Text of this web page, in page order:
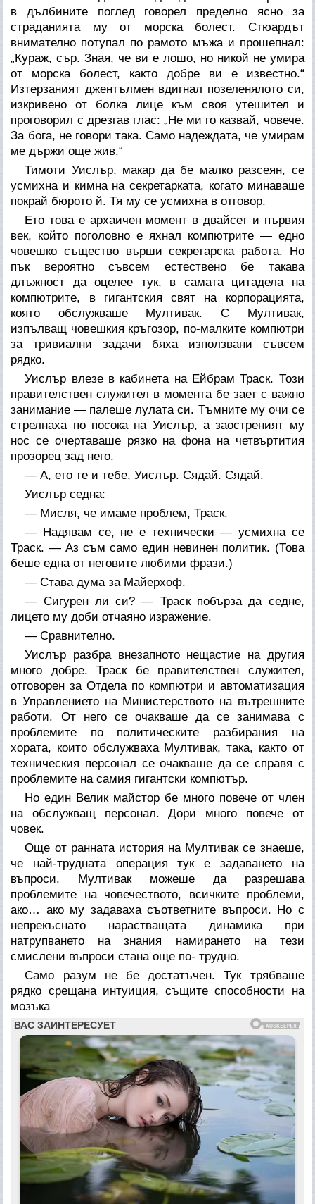
в дълбините поглед говорел пределно ясно за
страданията му от морска болест. Стюардът
внимателно потупал по рамото мъжа и прошепнал:
„Кураж, сър. Зная, че ви е лошо, но никой не умира
от морска болест, както добре ви е известно.“
Изтерзаният джентълмен вдигнал позеленялото си,
изкривено от болка лице към своя утешител и
проговорил с дрезгав глас: „Не ми го казвай, човече.
За бога, не говори така. Само надеждата, че умирам
ме държи още жив.“
Тимоти Уислър, макар да бе малко разсеян, се
усмихна и кимна на секретарката, когато минаваше
покрай бюрото й. Тя му се усмихна в отговор.
Ето това е архаичен момент в двайсет и първия
век, който поголовно е яхнал компютрите — едно
човешко същество върши секретарска работа. Но
пък вероятно съвсем естествено бе такава
длъжност да оцелее тук, в самата цитадела на
компютрите, в гигантския свят на корпорацията,
която обслужваше Мултивак. С Мултивак,
изпълващ човешкия кръгозор, по-малките компютри
за тривиални задачи бяха използвани съвсем
рядко.
Уислър влезе в кабинета на Ейбрам Траск. Този
правителствен служител в момента бе зает с важно
занимание — палеше лулата си. Тъмните му очи се
стрелнаха по посока на Уислър, а заостреният му
нос се очертаваше рязко на фона на четвъртития
прозорец зад него.
— А, ето те и тебе, Уислър. Сядай. Сядай.
Уислър седна:
— Мисля, че имаме проблем, Траск.
— Надявам се, не е технически — усмихна се
Траск. — Аз съм само един невинен политик. (Това
беше една от неговите любими фрази.)
— Става дума за Майерхоф.
— Сигурен ли си? — Траск побърза да седне,
лицето му доби отчаяно изражение.
— Сравнително.
Уислър разбра внезапното нещастие на другия
много добре. Траск бе правителствен служител,
отговорен за Отдела по компютри и автоматизация
в Управлението на Министерството на вътрешните
работи. От него се очакваше да се занимава с
проблемите по политическите разбирания на
хората, които обслужваха Мултивак, така, както от
техническия персонал се очакваше да се справя с
проблемите на самия гигантски компютър.
Но един Велик майстор бе много повече от член
на обслужващ персонал. Дори много повече от
човек.
Още от ранната история на Мултивак се знаеше,
че най-трудната операция тук е задаването на
въпроси. Мултивак можеше да разрешава
проблемите на човечеството, всичките проблеми,
ако… акому задаваха съответните въпроси. Но с
непрекъснато нарастващата динамика при
натрупването на знания намирането на тези
смислени въпроси стана още по- трудно.
Само разум не бе достатъчен. Тук трябваше
рядко срещана интуиция, същите способности на
мозъка